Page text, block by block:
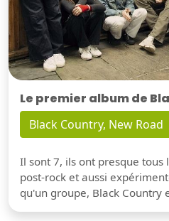
Le premier album de
Black Country, New Road
Il sont 7, ils ont presque
post-rock et aussi
qu'un groupe, Black Country